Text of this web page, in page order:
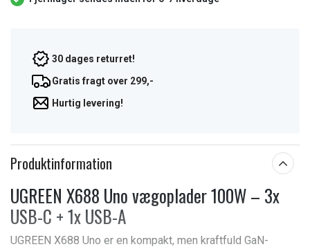
30 dages returret!
Gratis fragt over 299,-
Hurtig levering!
Produktinformation
UGREEN X688 Uno vægoplader 100W – 3x
USB-C + 1x USB-A
UGREEN X688 Uno er en kompakt, men kraftfuld GaN-